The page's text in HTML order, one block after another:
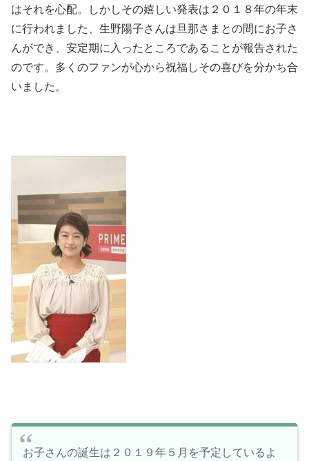
はそれを心配。しかしその嬉しい発表は２０１８年の年末
に行われました、生野陽子さんは旦那さまとの間にお子さ
んができ、安定期に入ったところであることが報告された
のです。多くのファンが心から祝福しその喜びを分かち合
いました。
お子さんの誕生は２０１９年５月を予定しているよ